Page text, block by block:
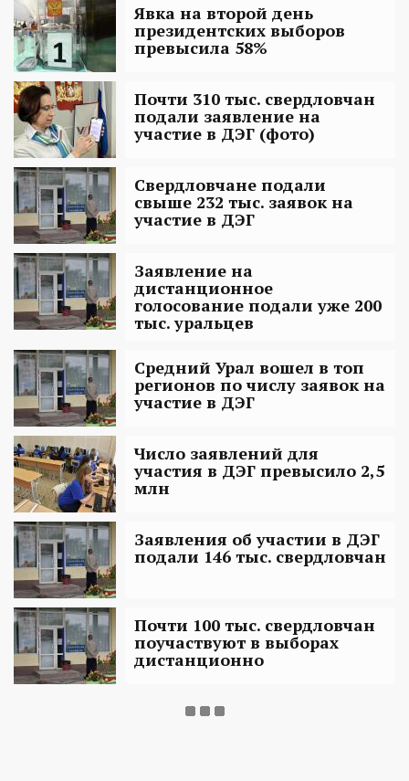
Явка на второй день
президентских выборов
превысила 58%
Почти 310 тыс. свердловчан
подали заявление на
участие в ДЭГ (фото)
Свердловчане подали
свыше 232 тыс. заявок на
участие в ДЭГ
Заявление на
дистанционное
голосование подали уже 200
тыс. уральцев
Средний Урал вошел в топ
регионов по числу заявок на
участие в ДЭГ
Число заявлений для
участия в ДЭГ превысило 2,5
млн
Заявления об участии в ДЭГ
подали 146 тыс. свердловчан
Почти 100 тыс. свердловчан
поучаствуют в выборах
дистанционно